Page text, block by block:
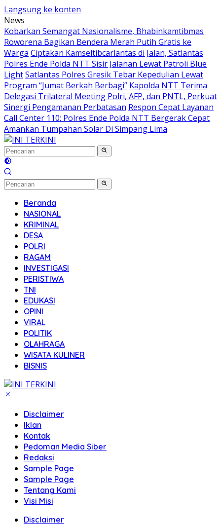
Langsung ke konten
News
Kobarkan Semangat Nasionalisme, Bhabinkamtibmas
Roworena Bagikan Bendera Merah Putih Gratis ke
Warga Ciptakan Kamseltibcarlantas di Jalan, Satlantas
Polres Ende Polda NTT Sisir Jalanan Lewat Patroli Blue
LightSatlantas Polres Gresik Tebar Kepedulian Lewat
Program “Jumat Berkah Berbagi” Kapolda NTT Terima
Delegasi Trilateral Meeting Polri, AFP, dan PNTL, Perkuat
Sinergi Pengamanan Perbatasan Respon Cepat Layanan
Call Center 110: Polres Ende Polda NTT Bergerak Cepat
Amankan Tumpahan Solar Di Simpang Lima
Beranda
NASIONAL
KRIMINAL
DESA
POLRI
RAGAM
INVESTIGASI
PERISTIWA
TNI
EDUKASI
OPINI
VIRAL
POLITIK
OLAHRAGA
WISATA KULINER
BISNIS
Disclaimer
Iklan
Kontak
Pedoman Media Siber
Redaksi
Sample Page
Sample Page
Tentang Kami
Visi Misi
Disclaimer